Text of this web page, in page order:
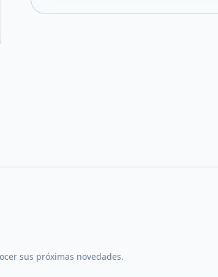
sus próximas novedades.